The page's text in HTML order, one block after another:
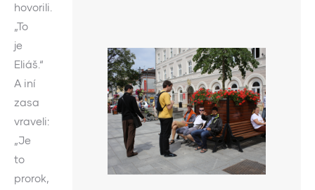
hovorili.
„To
je
Eliáš.“
A iní
zasa
vraveli:
„Je
to
prorok,